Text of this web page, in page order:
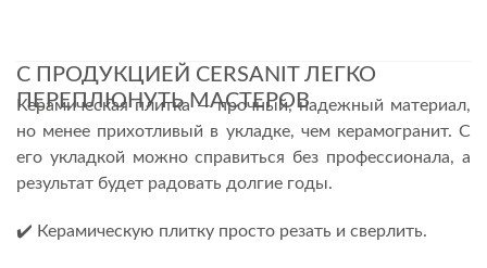
С ПРОДУКЦИЕЙ CERSANIT ЛЕГКО
ПЕРЕПЛЮНУТЬ МАСТЕРОВ
Керамическая плитка — прочный, надежный материал,
но менее прихотливый в укладке, чем керамогранит. С
его укладкой можно справиться без профессионала, а
результат будет радовать долгие годы.
✔️ Керамическую плитку просто резать и сверлить.